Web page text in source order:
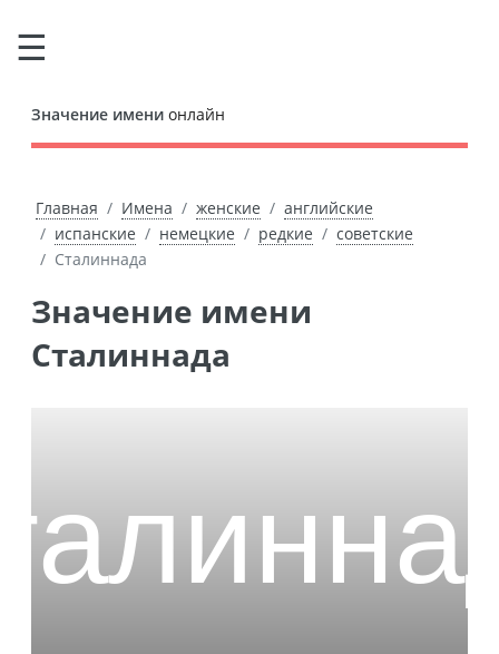
Значение имени онлайн
Главная Имена женские
английские
испанские
немецкие редкие
советские
Сталиннада
Значение имени
Сталиннада